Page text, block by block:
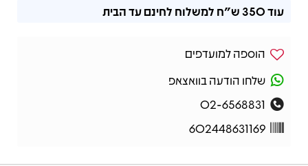
עוד350 ש"ח למשלוח לחינם עד הבית
הוספה למועדפים
שלחו הודעה בוואצאפ
02-6568831
602448631169